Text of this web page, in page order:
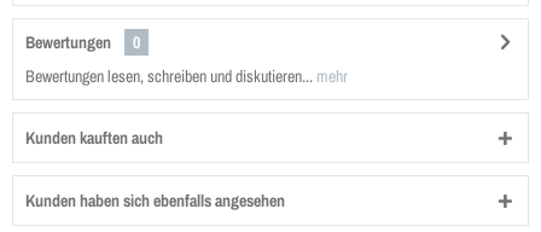
Bewertungen
0
Bewertungen lesen, schreiben und diskutieren... mehr
Kunden kauften auch
Kunden haben sich ebenfalls angesehen